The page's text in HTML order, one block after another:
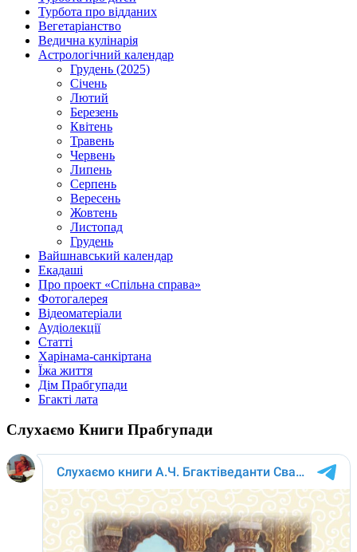
Турбота про відданих
Вегетаріанство
Ведична кулінарія
Астрологічний календар
Грудень (2025)
Січень
Лютий
Березень
Квітень
Травень
Червень
Липень
Серпень
Вересень
Жовтень
Листопад
Грудень
Вайшнавський календар
Екадаші
Про проект «Спільна справа»
Фотогалерея
Відеоматеріали
Аудіолекції
Статті
Харінама-санкіртана
Їжа життя
Дім Прабгупади
Бгакті лата
Слухаємо Книги Прабгупади